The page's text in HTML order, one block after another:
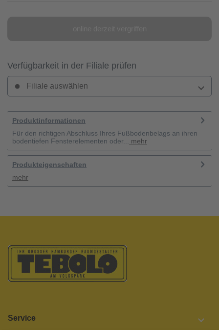
Verfügbarkeit in der Filiale prüfen
Filiale auswählen
Produktinformationen
Für den richtigen Abschluss Ihres Fußbodenbelags an ihren
bodentiefen Fensterelementen oder...
mehr
Produkteigenschaften
mehr
Service